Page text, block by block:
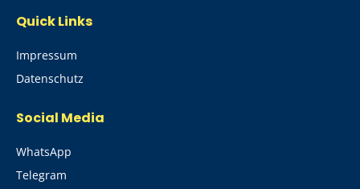
Quick Links
Impressum
Datenschutz
Social Media
WhatsApp
Telegram